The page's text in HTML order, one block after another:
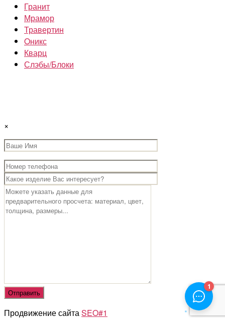
Гранит
Мрамор
Травертин
Oникс
Кварц
Слэбы/Блоки
×
Продвижение сайтаSEO#1